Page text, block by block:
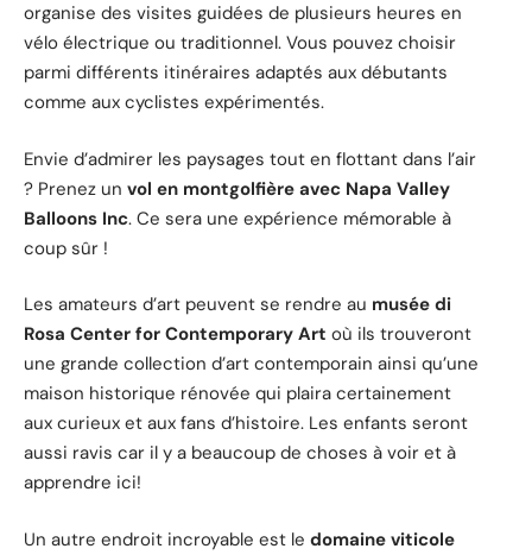
organise des visites guidées de plusieurs heures en
vélo électrique ou traditionnel. Vous pouvez choisir
parmi différents itinéraires adaptés aux débutants
comme aux cyclistes expérimentés.
Envie d’admirer les paysages tout en flottant dans l’air
? Prenez un vol en montgolfière avec Napa Valley
Balloons Inc. Ce sera une expérience mémorable à
coup sûr !
Les amateurs d’art peuvent se rendre au musée di
Rosa Center for Contemporary Art où ils trouveront
une grande collection d’art contemporain ainsi qu’une
maison historique rénovée qui plaira certainement
aux curieux et aux fans d’histoire. Les enfants seront
aussi ravis car il y a beaucoup de choses à voir et à
apprendre ici!
Un autre endroit incroyable est le domaine viticole